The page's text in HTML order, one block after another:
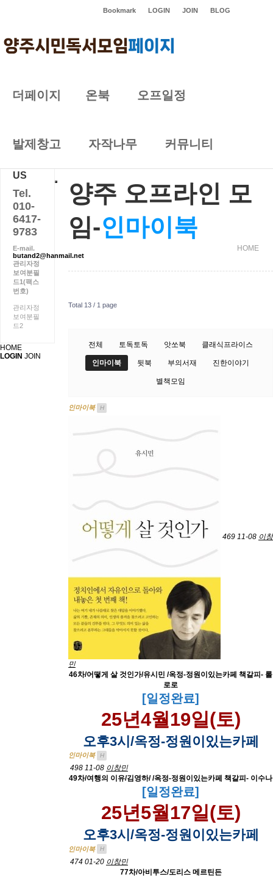
BLOG
JOIN
LOGIN
Bookmark
더페이지 온북 오프일정
발제창고 자작나무 커뮤니티
양주 오프라인 모임
양주 오프라인 모
임-인마이북
HOME
Total 13 / 1 page
전체 토독토독 앗쏘북 클래식프라이스
인마이북 뒷북 부의서재 진한이야기
별책모임
인마이북 H
469 11-08 이창
민
46차/어떻게 살 것인가/유시민 /옥정-정원이있는카페 책갈피- 롤
로로
[일정완료]
25년4월19일(토)
오후3시/옥정-정원이있는카페
인마이북 H
498 11-08 이창민
49차/여행의 이유/김영하/ /옥정-정원이있는카페 책갈피- 이수나
[일정완료]
25년5월17일(토)
오후3시/옥정-정원이있는카페
인마이북 H
474 01-20 이창민
77차/아비투스/도리스 메르틴든
US
Tel.
010-
6417-
9783
E-mail.
butand2@hanmail.net
관리자정
보여분필
드1(팩스
번호)
관리자정
보여분필
드2
HOME
LOGIN JOIN